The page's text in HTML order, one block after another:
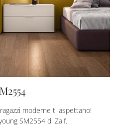
moderne ti aspettano!
SM2554 di Zalf.